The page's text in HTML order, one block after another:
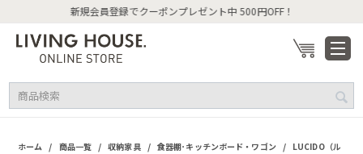
新規会員登録でクーポンプレゼント中 500円OFF！
ホーム / 商品一覧 / 収納家具 / 食器棚･キッチンボード・ワゴン /
LUCIDO（ル